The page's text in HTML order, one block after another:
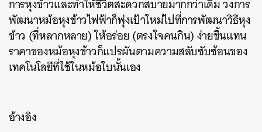
การหุงข้าวและทำให้ชีวิตสะดวกสบายมากกว่าเดิม วงการ
พัฒนาหม้อหุงข้าวไฟฟ้าก็พุ่งเป้าใหม่ไปที่การพัฒนาวิธีหุง
ข้าว (ที่หลากหลาย) ให้อร่อย (ตรงใจคนกิน) ง่ายขึ้นแทน
ราคาของหม้อหุงข้าวก็แปรผันตามความสลับซับซ้อนของ
เทคโนโลยีที่ใช้ในหม้อใบนั้นเอง
อ้างอิง